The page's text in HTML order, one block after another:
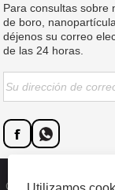
Para consultas sobre
de boro,
déjenos su correo
de las 24 horas.
Copyright © 2023